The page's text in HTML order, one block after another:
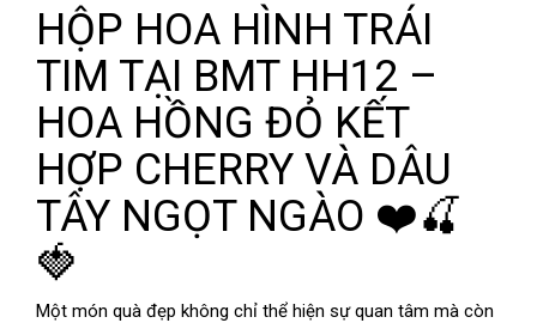
HỘP HOA HÌNH TRÁI
TIM TẠI BMT HH12 –
HOA HỒNG ĐỎ KẾT
HỢP CHERRY VÀ DÂU
TÂY NGỌT NGÀO ❤️🍒
🍓
Một món quà đẹp không chỉ thể hiện sự quan tâm mà còn